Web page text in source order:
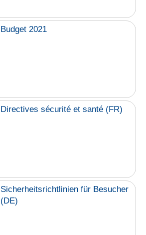
Budget 2021
Directives sécurité et santé (FR)
Sicherheitsrichtlinien für Besucher
(DE)